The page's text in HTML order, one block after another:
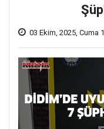
03 Ekim, 2025, Cuma